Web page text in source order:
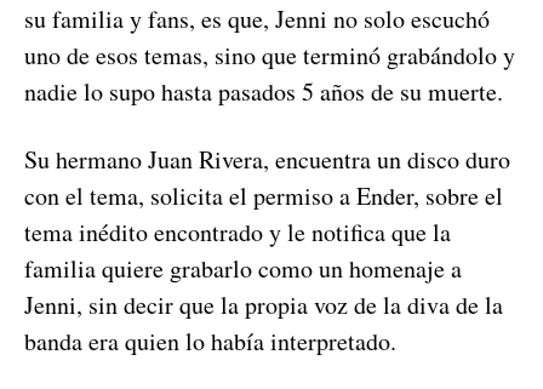
su familia y fans, es que, Jenni no solo escuchó
uno de esos temas, sino que terminó grabándolo y
nadie lo supo hasta pasados 5 años de su muerte.
Su hermano Juan Rivera, encuentra un disco duro
con el tema, solicita el permiso a Ender, sobre el
tema inédito encontrado y le notifica que la
familia quiere grabarlo como un homenaje a
Jenni, sin decir que la propia voz de la diva de la
banda era quien lo había interpretado.